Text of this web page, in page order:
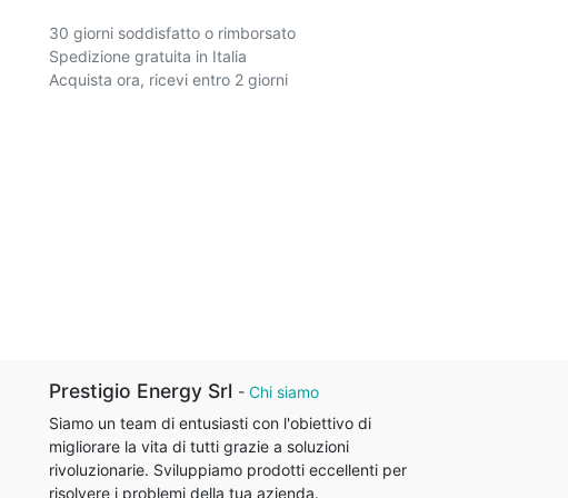
30 giorni soddisfatto o rimborsato
Spedizione gratuita in Italia
Acquista ora, ricevi entro 2 giorni
Prestigio Energy Srl - Chi siamo
Siamo un team di entusiasti con l'obiettivo di
migliorare la vita di tutti grazie a soluzioni
rivoluzionarie. Sviluppiamo prodotti eccellenti per
risolvere i problemi della tua azienda.